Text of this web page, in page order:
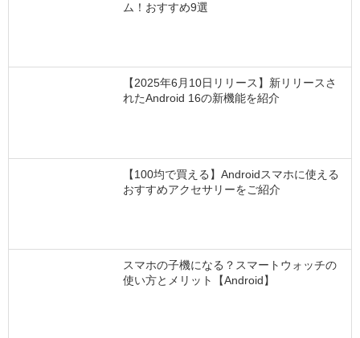
ム！おすすめ9選
【2025年6月10日リリース】新リリースさ
れたAndroid 16の新機能を紹介
【100均で買える】Androidスマホに使える
おすすめアクセサリーをご紹介
スマホの子機になる？スマートウォッチの
使い方とメリット【Android】